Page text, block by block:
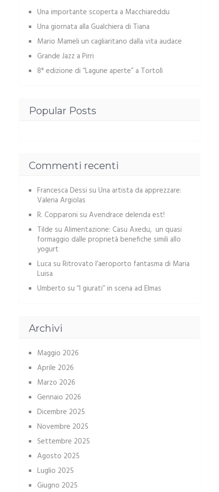
Una importante scoperta a Macchiareddu
Una giornata alla Gualchiera di Tiana
Mario Mameli un cagliaritano dalla vita audace
Grande Jazz a Pirri
8° edizione di “Lagune aperte” a Tortolì
Popular Posts
Commenti recenti
Francesca Dessi su Una artista da apprezzare:
Valeria Argiolas
R. Copparoni su Avendrace delenda est!
Tilde su Alimentazione: Casu Axedu, un quasi
formaggio dalle proprietà benefiche simili allo
yogurt
Luca su Ritrovato l’aeroporto fantasma di Maria
Luisa
Umberto su “I giurati” in scena ad Elmas
Archivi
Maggio 2026
Aprile 2026
Marzo 2026
Gennaio 2026
Dicembre 2025
Novembre 2025
Settembre 2025
Agosto 2025
Luglio 2025
Giugno 2025